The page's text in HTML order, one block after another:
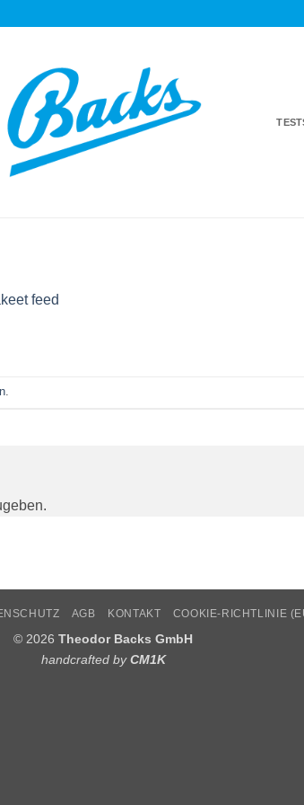
feed
AGB KONTAKT COOKIE-RICHTLINIE
© 2026 Theodor Backs GmbH
handcrafted byCM1K